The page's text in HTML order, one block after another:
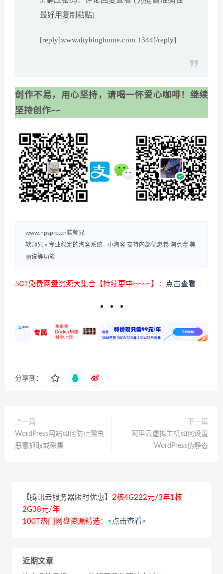
最好用复制粘贴)
[reply]www.diybloghome.com 1344[/reply]
创作不易，用心坚持，请喝一怀爱心咖啡！继续
坚持创作~~
www.npspro.cn软师兄
软师兄 » 专业稳定的淘客系统—小淘客 支持内部优惠卷 淘点金 美
丽说等功能
50T免费网盘资源大集合【持续更中~~~~】： 点击查看
分享到：
上一篇
WordPress网站如何防止爬虫
恶意抓取或采集
下一篇
阿里云虚拟主机如何设置
WordPress伪静态
【腾讯云服务器限时优惠】 2核4G222元/3年1核
2G38元/年
100T热门网盘资源精选： <点击查看>
近期文章